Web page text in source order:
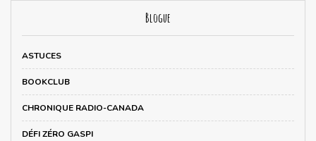
Blogue
ASTUCES
BOOKCLUB
CHRONIQUE RADIO-CANADA
DÉFI ZÉRO GASPI